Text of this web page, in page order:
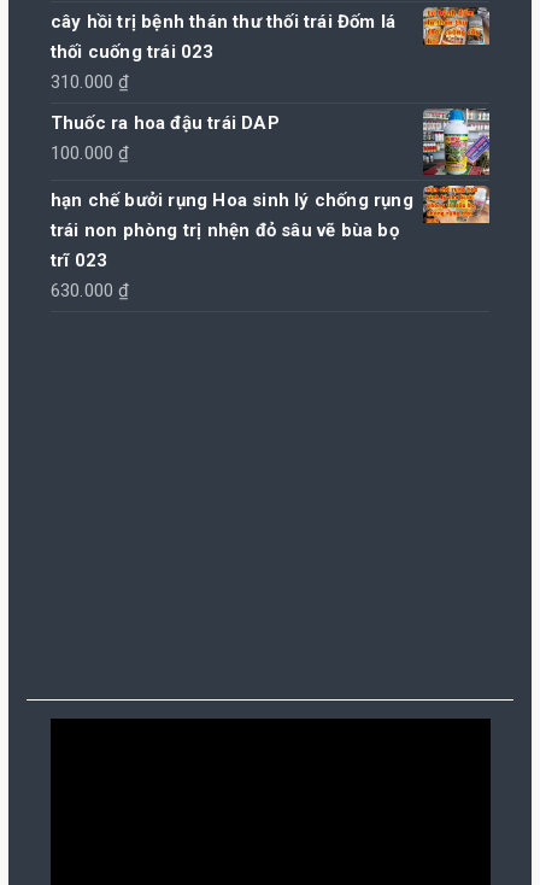
cây hồi trị bệnh thán thư thối trái Đốm lá
thối cuống trái 023
310.000₫
Thuốc ra hoa đậu trái DAP
100.000₫
hạn chế bưởi rụng Hoa sinh lý chống rụng
trái non phòng trị nhện đỏ sâu vẽ bùa bọ
trĩ 023
630.000₫